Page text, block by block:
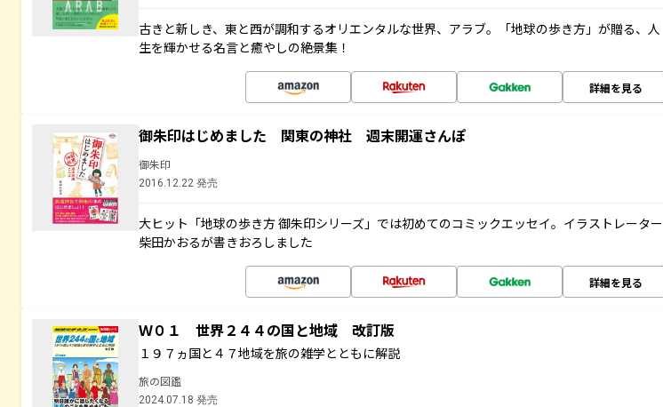
古きと新しき、東と西が調和するオリエンタルな世界、アラブ。「地球の歩き方」が贈る、人
生を輝かせる名言と癒やしの絶景集！
詳細を見る
御朱印はじめました 関東の神社 週末開運さんぽ
御朱印
2016.12.22 発売
大ヒット「地球の歩き方 御朱印シリーズ」では初めてのコミックエッセイ。イラストレーター
柴田かおるが書きおろしました
詳細を見る
Ｗ０１ 世界２４４の国と地域 改訂版
１９７ヵ国と４７地域を旅の雑学とともに解説
旅の図鑑
2024.07.18 発売